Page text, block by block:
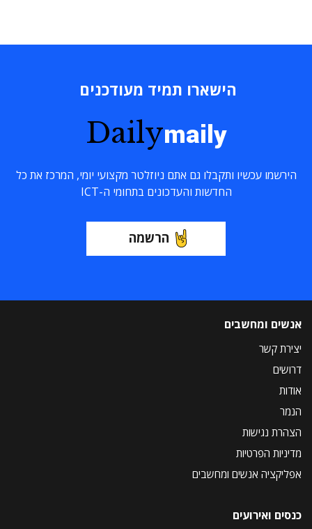
הישארו תמיד מעודכנים
Dailymaily
הירשמו עכשיו ותקבלו גם אתם ניוזלטר מקצועי יומי, המרכז את כל
החדשות והעדכונים בתחומי ה-ICT
הרשמה
אנשים ומחשבים
יצירת קשר
דרושים
אודות
הנמר
הצהרת נגישות
מדיניות הפרטיות
אפליקציה אנשים ומחשבים
כנסים ואירועים